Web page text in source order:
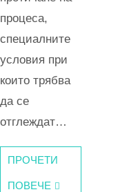
процеса,
специалните
условия при
които трябва
да се
отглеждат…
ПРОЧЕТИ
ПОВЕЧЕ